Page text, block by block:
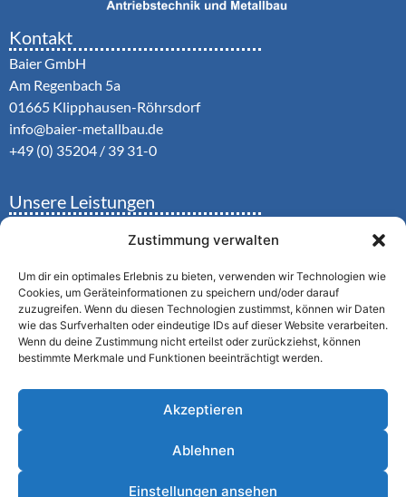
Zustimmung verwalten
Um dir ein optimales Erlebnis zu bieten, verwenden wir Technologien wie
Cookies, um Geräteinformationen zu speichern und/oder darauf
zuzugreifen. Wenn du diesen Technologien zustimmst, können wir Daten
wie das Surfverhalten oder eindeutige IDs auf dieser Website verarbeiten.
Wenn du deine Zustimmung nicht erteilst oder zurückziehst, können
bestimmte Merkmale und Funktionen beeinträchtigt werden.
Akzeptieren
Ablehnen
Einstellungen ansehen
Kontakt
Baier GmbH
Am Regenbach 5a
01665 Klipphausen-Röhrsdorf
info@baier-metallbau.de
+49 (0) 35204 / 39 31-0
Unsere Leistungen
•Schiebefenster
•Einbruchhemmende Türen
•Metallbau
Unser Service
• Wartung, Prüfung und Inspektion
• Modernisierungen